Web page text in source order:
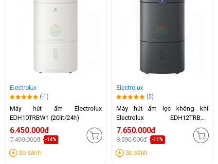
Electrolux
(-1)
Máy hút ẩm Electrolux
EDH10TRBW1 (20lít/24h)
6.450.000đ
7.490.000đ -14%
So sánh
Electrolux
(0)
Máy hút ẩm lọc không khí
Electrolux EDH12TRBD2
(24lít/24h)
7.650.000đ
8.590.000đ -11%
So sánh